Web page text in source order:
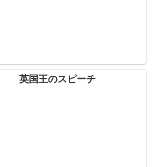
英国王のスピーチ